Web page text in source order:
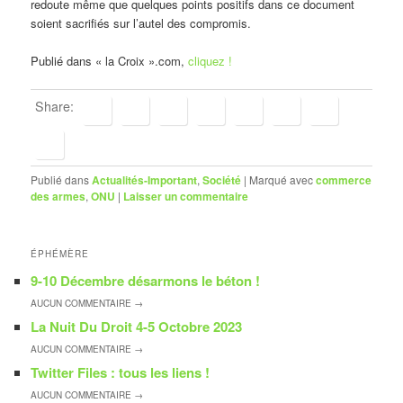
redoute même que quelques points positifs dans ce document
soient sacrifiés sur l’autel des compromis.
Publié dans « la Croix ».com, cliquez !
Share:
Publié dansActualités-Important,Société | Marqué aveccommerce
des armes,ONU | Laisser un commentaire
ÉPHÉMÈRE
9-10 Décembre désarmons le béton !
AUCUNCOMMENTAIRE →
La Nuit Du Droit 4-5 Octobre 2023
AUCUNCOMMENTAIRE →
Twitter Files : tous les liens !
AUCUNCOMMENTAIRE →